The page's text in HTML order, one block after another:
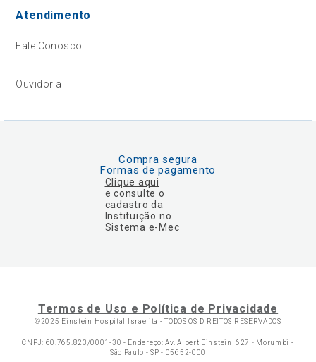
Atendimento
Fale Conosco
Ouvidoria
Compra segura
Formas de pagamento
Clique aqui
e consulte o
cadastro da
Instituição no
Sistema e-Mec
Termos de Uso e Política de Privacidade
©2025 Einstein Hospital Israelita -TODOS OS DIREITOS RESERVADOS
CNPJ: 60.765.823/0001-30 - Endereço: Av. Albert Einstein, 627 - Morumbi -
São Paulo - SP - 05652-000